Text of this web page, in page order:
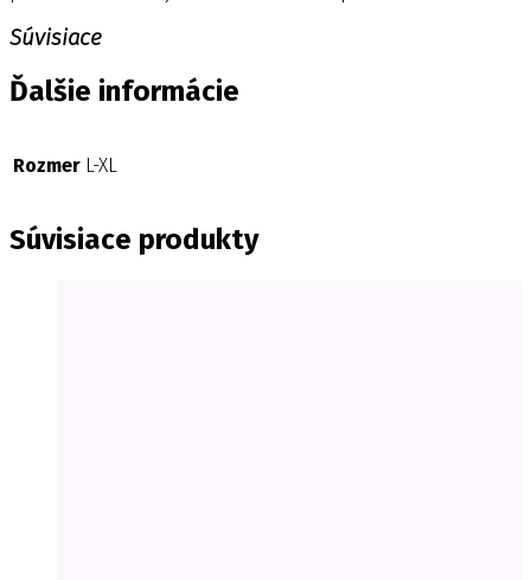
Súvisiace
Ďalšie informácie
Rozmer L-XL
Súvisiace produkty